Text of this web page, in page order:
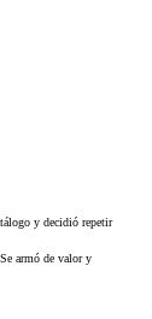
y decidió repetir
armó de valor y